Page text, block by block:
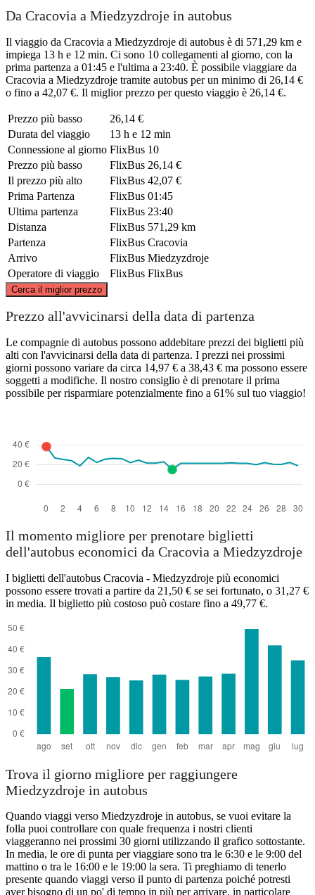
Da Cracovia a Miedzyzdroje in autobus
Il viaggio da Cracovia a Miedzyzdroje di autobus è di 571,29 km e
impiega 13 h e 12 min. Ci sono 10 collegamenti al giorno, con la
prima partenza a 01:45 e l'ultima a 23:40. È possibile viaggiare da
Cracovia a Miedzyzdroje tramite autobus per un minimo di 26,14 €
o fino a 42,07 €. Il miglior prezzo per questo viaggio è 26,14 €.
Prezzo più basso
26,14 €
Durata del viaggio
13 h e 12 min
Connessione al giorno FlixBus 10
Prezzo più basso
FlixBus 26,14 €
Il prezzo più alto
FlixBus 42,07 €
Prima Partenza
FlixBus 01:45
Ultima partenza
FlixBus 23:40
Distanza
FlixBus 571,29 km
Partenza
FlixBus Cracovia
Arrivo
FlixBus Miedzyzdroje
Operatore di viaggio
FlixBus FlixBus
Cerca il miglior prezzo
©CARTO
Prezzo all'avvicinarsi della data di partenza
Le compagnie di autobus possono addebitare prezzi dei biglietti più
alti con l'avvicinarsi della data di partenza. I prezzi nei prossimi
giorni possono variare da circa 14,97 € a 38,43 € ma possono essere
soggetti a modifiche. Il nostro consiglio è di prenotare il prima
possibile per risparmiare potenzialmente fino a 61% sul tuo viaggio!
Il momento migliore per prenotare biglietti
dell'autobus economici da Cracovia a Miedzyzdroje
I biglietti dell'autobus Cracovia - Miedzyzdroje più economici
possono essere trovati a partire da 21,50 € se sei fortunato, o 31,27 €
in media. Il biglietto più costoso può costare fino a 49,77 €.
Trova il giorno migliore per raggiungere
Miedzyzdroje in autobus
Quando viaggi verso Miedzyzdroje in autobus, se vuoi evitare la
folla puoi controllare con quale frequenza i nostri clienti
viaggeranno nei prossimi 30 giorni utilizzando il grafico sottostante.
In media, le ore di punta per viaggiare sono tra le 6:30 e le 9:00 del
mattino o tra le 16:00 e le 19:00 la sera. Ti preghiamo di tenerlo
presente quando viaggi verso il punto di partenza poiché potresti
aver bisogno di un po' di tempo in più per arrivare, in particolare